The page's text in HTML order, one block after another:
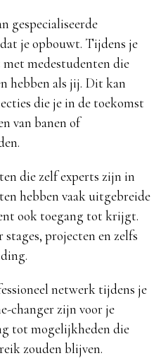
gespecialiseerde
je opbouwt. Tijdens je
medestudenten die
hebben als jij. Dit kan
die je in de toekomst
van banen of
die zelf experts zijn in
hebben vaak uitgebreide
ook toegang tot krijgt.
projecten en zelfs
netwerk tijdens je
changer zijn voor je
tot mogelijkheden die
zouden blijven.